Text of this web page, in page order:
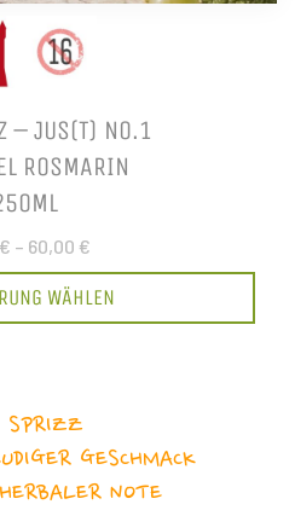
– JUS(T) NO.1
ROSMARIN
– 60,00 €
WÄHLEN
SPRIZZ
GESCHMACK
NOTE